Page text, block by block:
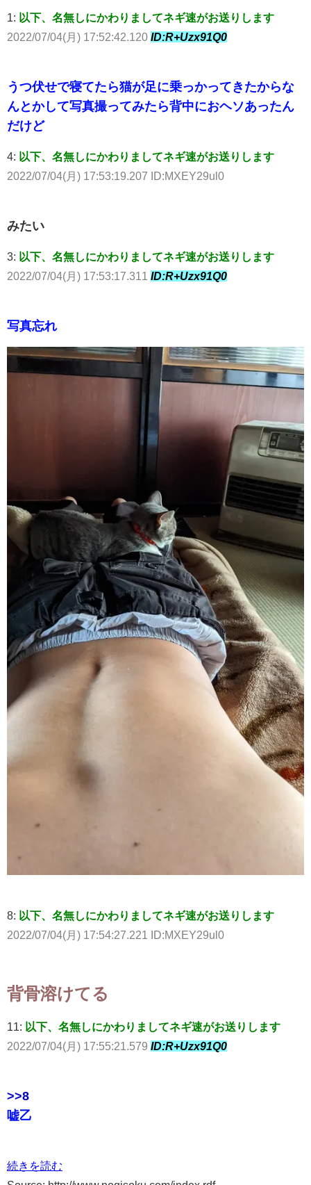
1: 以下、名無しにかわりましてネギ速がお送りします
2022/07/04(月) 17:52:42.120 ID:R+Uzx91Q0
うつ伏せで寝てたら猫が足に乗っかってきたからな
んとかして写真撮ってみたら背中におヘソあったん
だけど
4: 以下、名無しにかわりましてネギ速がお送りします
2022/07/04(月) 17:53:19.207 ID:MXEY29ul0
みたい
3: 以下、名無しにかわりましてネギ速がお送りします
2022/07/04(月) 17:53:17.311 ID:R+Uzx91Q0
写真忘れ
8: 以下、名無しにかわりましてネギ速がお送りします
2022/07/04(月) 17:54:27.221 ID:MXEY29ul0
背骨溶けてる
11: 以下、名無しにかわりましてネギ速がお送りします
2022/07/04(月) 17:55:21.579 ID:R+Uzx91Q0
>>8
嘘乙
続きを読む